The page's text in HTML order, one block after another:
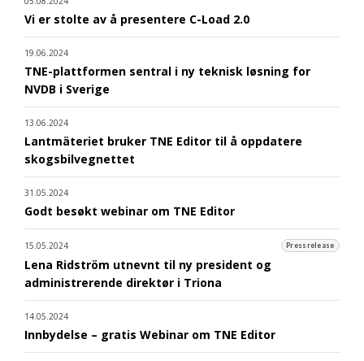
Vi er stolte av å presentere C-Load 2.0
19.06.2024
TNE-plattformen sentral i ny teknisk løsning for
NVDB i Sverige
13.06.2024
Lantmäteriet bruker TNE Editor til å oppdatere
skogsbilvegnettet
31.05.2024
Godt besøkt webinar om TNE Editor
15.05.2024 Pressrelease
Lena Ridström utnevnt til ny president og
administrerende direktør i Triona
14.05.2024
Innbydelse – gratis Webinar om TNE Editor